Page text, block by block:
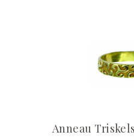
Anneau